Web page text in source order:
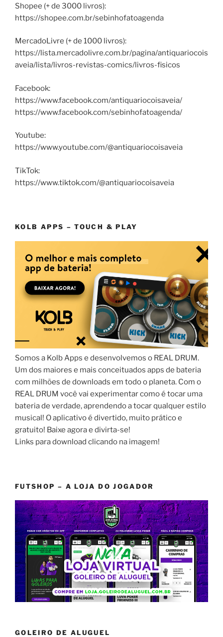
Shopee (+ de 3000 livros):
https://shopee.com.br/sebinhofatoagenda
MercadoLivre (+ de 1000 livros):
https://lista.mercadolivre.com.br/pagina/antiquariocois
aveia/lista/livros-revistas-comics/livros-fisicos
Facebook:
https://www.facebook.com/antiquariocoisaveia/
https://www.facebook.com/sebinhofatoagenda/
Youtube:
https://www.youtube.com/@antiquariocoisaveia
TikTok:
https://www.tiktok.com/@antiquariocoisaveia
KOLB APPS – TOUCH & PLAY
Somos a Kolb Apps e desenvolvemos o REAL DRUM.
Um dos maiores e mais conceituados apps de bateria
com milhões de downloads em todo o planeta. Com o
REAL DRUM você vai experimentar como é tocar uma
bateria de verdade, aprendendo a tocar qualquer estilo
musical! O aplicativo é divertido, muito prático e
gratuito! Baixe agora e divirta-se!
Links para download clicando na imagem!
FUTSHOP – A LOJA DO JOGADOR
GOLEIRO DE ALUGUEL